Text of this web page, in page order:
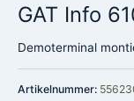
GAT Info
Demoterminal
Artikelnummer: